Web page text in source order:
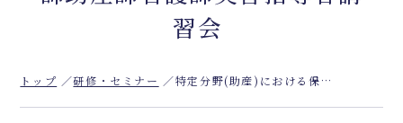
習会
トップ 研修・セミナー 特定分野(助産)における保健師助産師看護師実習指導者講習会